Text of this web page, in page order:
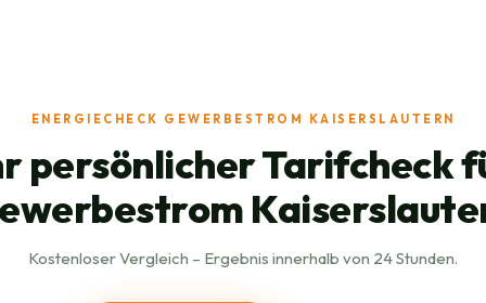
ENERGIECHECK GEWERBESTROM KAISERSLAUTERN
persönlicher Tarifcheck
Kostenloser Vergleich – Ergebnis innerhalb von 24 Stunden.